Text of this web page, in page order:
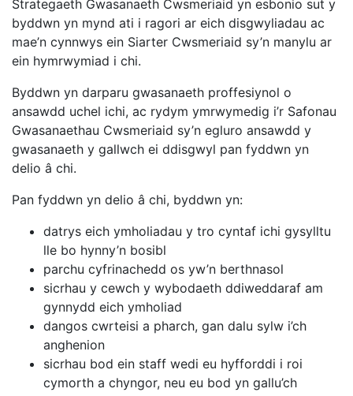
Strategaeth Gwasanaeth Cwsmeriaid yn esbonio sut y
byddwn yn mynd ati i ragori ar eich disgwyliadau ac
mae’n cynnwys ein Siarter Cwsmeriaid sy’n manylu ar
ein hymrwymiad i chi.
Byddwn yn darparu gwasanaeth proffesiynol o
ansawdd uchel ichi, ac rydym ymrwymedig i’r Safonau
Gwasanaethau Cwsmeriaid sy’n egluro ansawdd y
gwasanaeth y gallwch ei ddisgwyl pan fyddwn yn
delio â chi.
Pan fyddwn yn delio â chi, byddwn yn:
datrys eich ymholiadau y tro cyntaf ichi gysylltu
lle bo hynny’n bosibl
parchu cyfrinachedd os yw’n berthnasol
sicrhau y cewch y wybodaeth ddiweddaraf am
gynnydd eich ymholiad
dangos cwrteisi a pharch, gan dalu sylw i’ch
anghenion
sicrhau bod ein staff wedi eu hyfforddi i roi
cymorth a chyngor, neu eu bod yn gallu’ch